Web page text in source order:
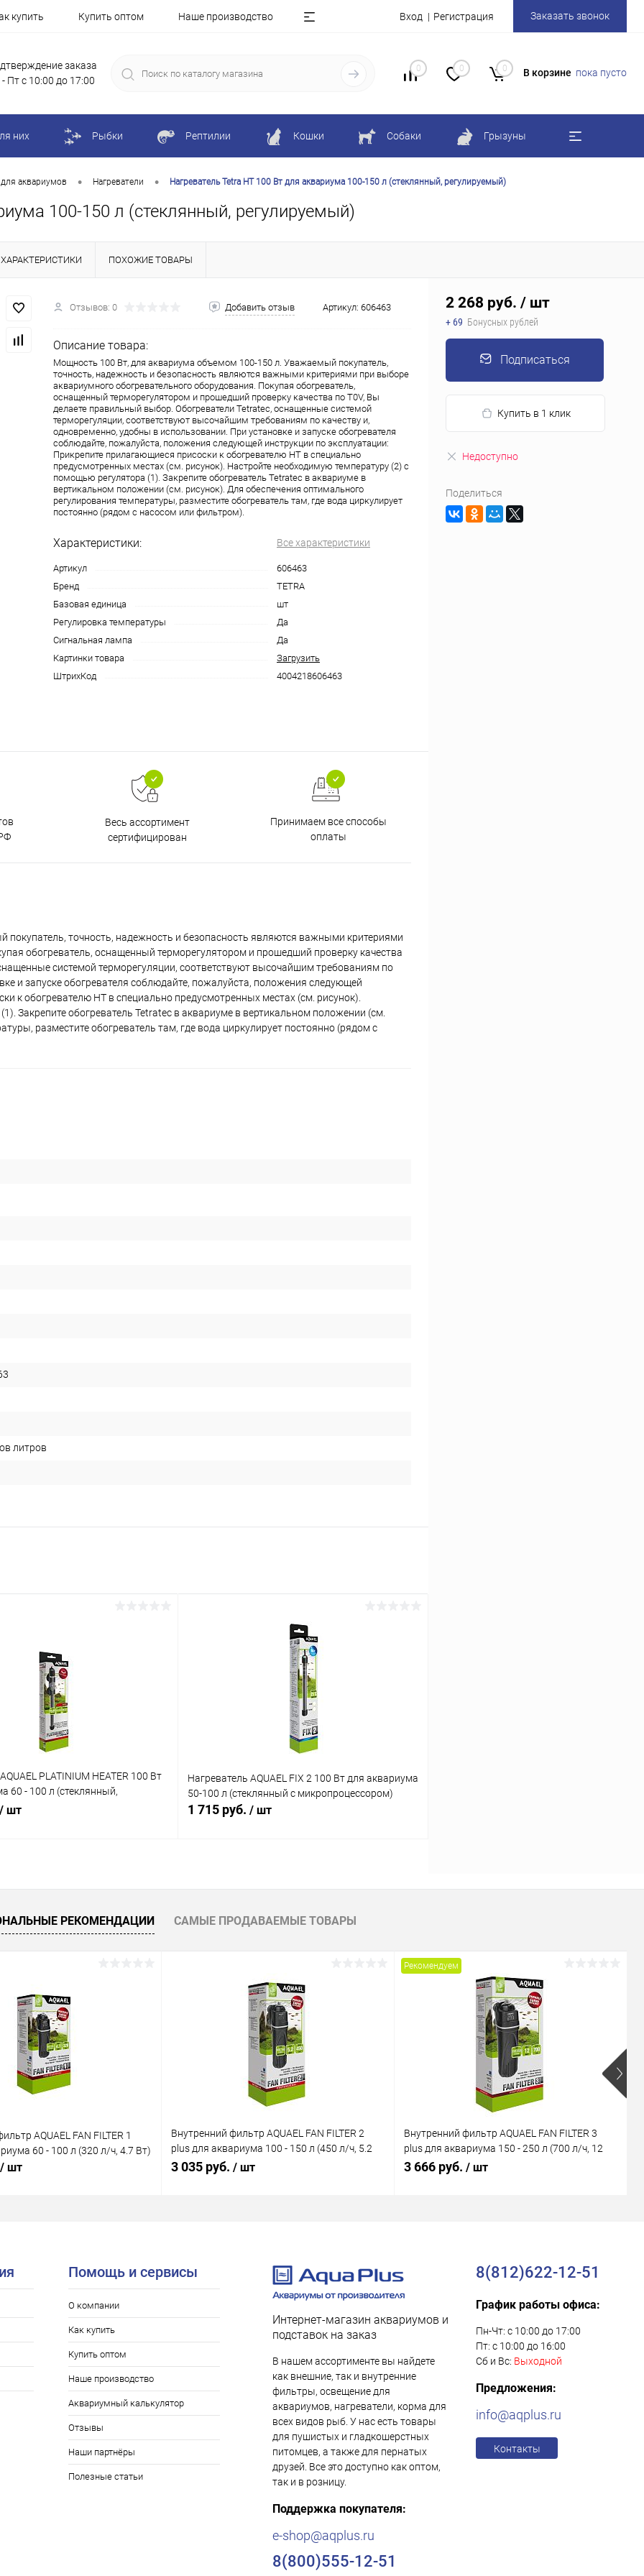
купить Купить оптом Наше производство Вход Регистрация Заказать звонок
заказа
Пт с 10:00 до 17:00
0 0 0 В корзине пока пусто
них Рыбки Рептилии Кошки Собаки Грызуны
аквариумов • Нагреватели • Нагреватель Tetra HT 100 Вт для аквариума 100-150 л (стеклянный, регулируемый)
100-150 л (стеклянный, регулируемый)
ХАРАКТЕРИСТИКИ ПОХОЖИЕ ТОВАРЫ
Отзывов: 0 Добавить отзыв Артикул: 606463
Описание товара:
Мощность 100 Вт, для аквариума объемом 100-150 л. Уважаемый покупатель,
точность, надежность и безопасность являются важными критериями при выборе
аквариумного обогревательного оборудования. Покупая обогреватель,
оснащенный терморегулятором и прошедший проверку качества по T0V, Вы
делаете правильный выбор. Обогреватели Tetratec, оснащенные системой
терморегуляции, соответствуют высочайшим требованиям по качеству и,
одновременно, удобны в использовании. При установке и запуске обогревателя
соблюдайте, пожалуйста, положения следующей инструкции по эксплуатации:
Прикрепите прилагающиеся присоски к обогревателю НТ в специально
предусмотренных местах (см. рисунок). Настройте необходимую температуру (2) с
помощью регулятора (1). Закрепите обогреватель Tetratec в аквариуме в
вертикальном положении (см. рисунок). Для обеспечения оптимального
регулирования температуры, разместите обогреватель там, где вода циркулирует
постоянно (рядом с насосом или фильтром).
Характеристики: Все характеристики
Артикул
606463
Бренд
TETRA
Базовая единица
шт
Регулировка температуры
Да
Сигнальная лампа
Да
Картинки товара
Загрузить
ШтрихКод
4004218606463
Весь ассортимент
сертифицирован
Принимаем все способы
оплаты
точность, надежность и безопасность являются важными критериями
обогреватель, оснащенный терморегулятором и прошедший проверку качества
системой терморегуляции, соответствуют высочайшим требованиям по
и запуске обогревателя соблюдайте, пожалуйста, положения следующей
к обогревателю НТ в специально предусмотренных местах (см. рисунок).
Закрепите обогреватель Tetratec в аквариуме в вертикальном положении (см.
разместите обогреватель там, где вода циркулирует постоянно (рядом с
литров
PLATINIUM HEATER 100 Вт
60 - 100 л (стеклянный,
/ шт
В наличии
Нагреватель AQUAEL FIX 2 100 Вт для аквариума
50-100 л (стеклянный с микропроцессором)
1 715 руб. / шт
В избранное
2 268 руб. / шт
+ 69 Бонусных рублей
Подписаться
Купить в 1 клик
Недоступно
Поделиться
РЕКОМЕНДАЦИИ САМЫЕ ПРОДАВАЕМЫЕ ТОВАРЫ
AQUAEL FAN FILTER 1
60 - 100 л (320 л/ч, 4.7 Вт)
/ шт
Внутренний фильтр AQUAEL FAN FILTER 2
plus для аквариума 100 - 150 л (450 л/ч, 5.2
Вт)
3 035 руб. / шт
Рекомендуем
Внутренний фильтр AQUAEL FAN FILTER 3
plus для аквариума 150 - 250 л (700 л/ч, 12
Вт)
3 666 руб. / шт
Помощь и сервисы
О компании
Как купить
Купить оптом
Наше производство
Аквариумный калькулятор
Отзывы
Наши партнёры
Полезные статьи
Интернет-магазин аквариумов и
подставок на заказ
В нашем ассортименте вы найдете
как внешние, так и внутренние
фильтры, освещение для
аквариумов, нагреватели, корма для
всех видов рыб. У нас есть товары
для пушистых и гладкошерстных
питомцев, а также для пернатых
друзей. Все это доступно как оптом,
так и в розницу.
Поддержка покупателя:
e-shop@aqplus.ru
8(800)555-12-51
8(812)622-12-51
График работы офиса:
Пн-Чт: с 10:00 до 17:00
Пт: с 10:00 до 16:00
Сб и Вс: Выходной
Предложения:
info@aqplus.ru
Контакты